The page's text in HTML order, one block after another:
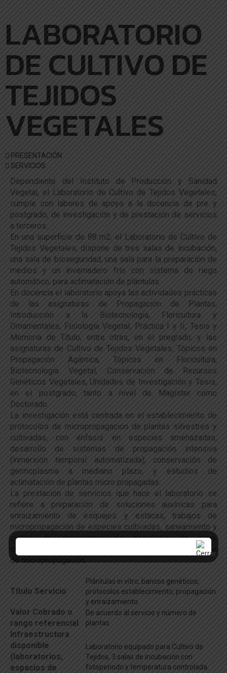
LABORATORIO
DE CULTIVO DE
TEJIDOS
VEGETALES
PRESENTACIÓN
SERVICIOS
Dependiente del Instituto de Producción y Sanidad
Vegetal, el Laboratorio de Cultivo de Tejidos Vegetales,
cumple con labores de apoyo a la docencia de pre y
postgrado, de investigación y de prestación de servicios
a terceros.
En una superficie de 88 m2, el Laboratorio de Cultivo de
Tejidos Vegetales, dispone de tres salas de incubación,
una sala de bioseguridad, una sala para la preparación de
medios y un invernadero frío con sistema de riego
automático, para aclimatación de plántulas.
En docencia el laboratorio apoya las actividades prácticas
de las asignaturas de Propagación de Plantas,
Introducción a la Biotecnología, Floricultura y
Ornamentales, Fisiología Vegetal, Práctica I y II, Tesis y
Memoria de Título, entre otras, en el pregrado, y las
asignaturas de Cultivo de Tejidos Vegetales, Tópicos en
Propagación Agámica, Tópicos en Floricultura,
Biotecnología Vegetal, Conservación de Recursos
Genéticos Vegetales, Unidades de Investigación y Tesis,
en el postgrado, tanto a nivel de Magíster como
Doctorado.
La investigación está centrada en el establecimiento de
protocolos de micropropagación de plantas silvestres y
cultivadas, con énfasis en especies amenazadas;
desarrollo de sistemas de propagación intensiva
(inmersión temporal automatizada); conservación de
germoplasma a mediano plazo, y estudios de
aclimatación de plantas micro propagadas.
La prestación de servicios que hace el laboratorio se
refiere a preparación de soluciones auxínicas para
enraizamiento de esquejes y estacas, trabajos de
micropropagación de especies cultivadas, saneamiento y
cultivo de meristemas de genotipos de papa,
conservación de germoplasma y desarrollo de protocolos
de micropropagación.
Título Servicio
Plántulas in vitro; bancos genéticos;
protocolos establecimiento, propagación
y enraizamiento
Valor Cobrado o
rango referencial
De acuerdo al servicio y número de
plantas
Infraestructura
disponible
(laboratorios,
espacios de
Laboratorio equipado para Cultivo de
Tejidos, 3 salas de incubación con
fotoperiodo y temperatura controlada.